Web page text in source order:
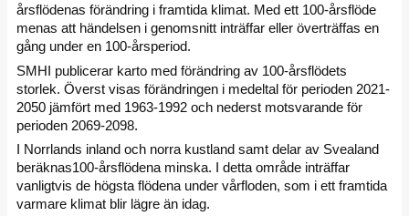
årsflödenas förändring i framtida klimat. Med ett 100-årsflöde
menas att händelsen i genomsnitt inträffar eller överträffas en
gång under en 100-årsperiod.
SMHI publicerar karto med förändring av 100-årsflödets
storlek. Överst visas förändringen i medeltal för perioden 2021-
2050 jämfört med 1963-1992 och nederst motsvarande för
perioden 2069-2098.
I Norrlands inland och norra kustland samt delar av Svealand
beräknas100-årsflödena minska. I detta område inträffar
vanligtvis de högsta flödena under vårfloden, som i ett framtida
varmare klimat blir lägre än idag.